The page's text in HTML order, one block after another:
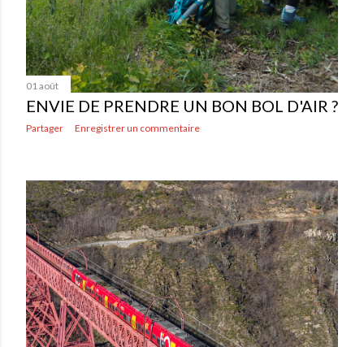
01 août
ENVIE DE PRENDRE UN BON BOL D'AIR ?
Partager Enregistrer un commentaire